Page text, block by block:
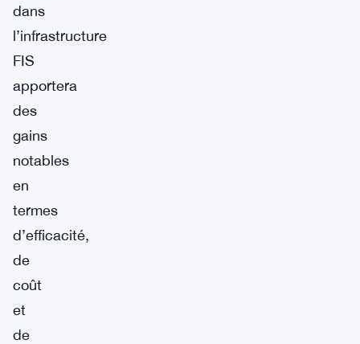
dans
l’infrastructure
FIS
apportera
des
gains
notables
en
termes
d’efficacité,
de
coût
et
de